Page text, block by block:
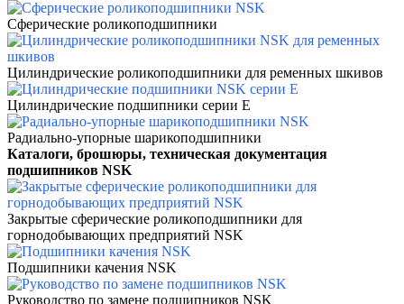
Сферические роликоподшипники
Цилиндрические роликоподшипники для ременных шкивов
Цилиндрические подшипники серии E
Радиально-упорные шарикоподшипники
Каталоги, брошюры, техническая документация
подшипников NSK
Закрытые сферические роликоподшипники для
горнодобывающих предприятий NSK
Подшипники качения NSK
Руководство по замене подшипников NSK